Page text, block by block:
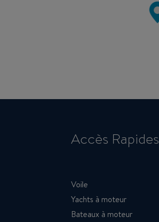
Accès Rapides
Voile
Yachts à moteur
Bateaux à moteur